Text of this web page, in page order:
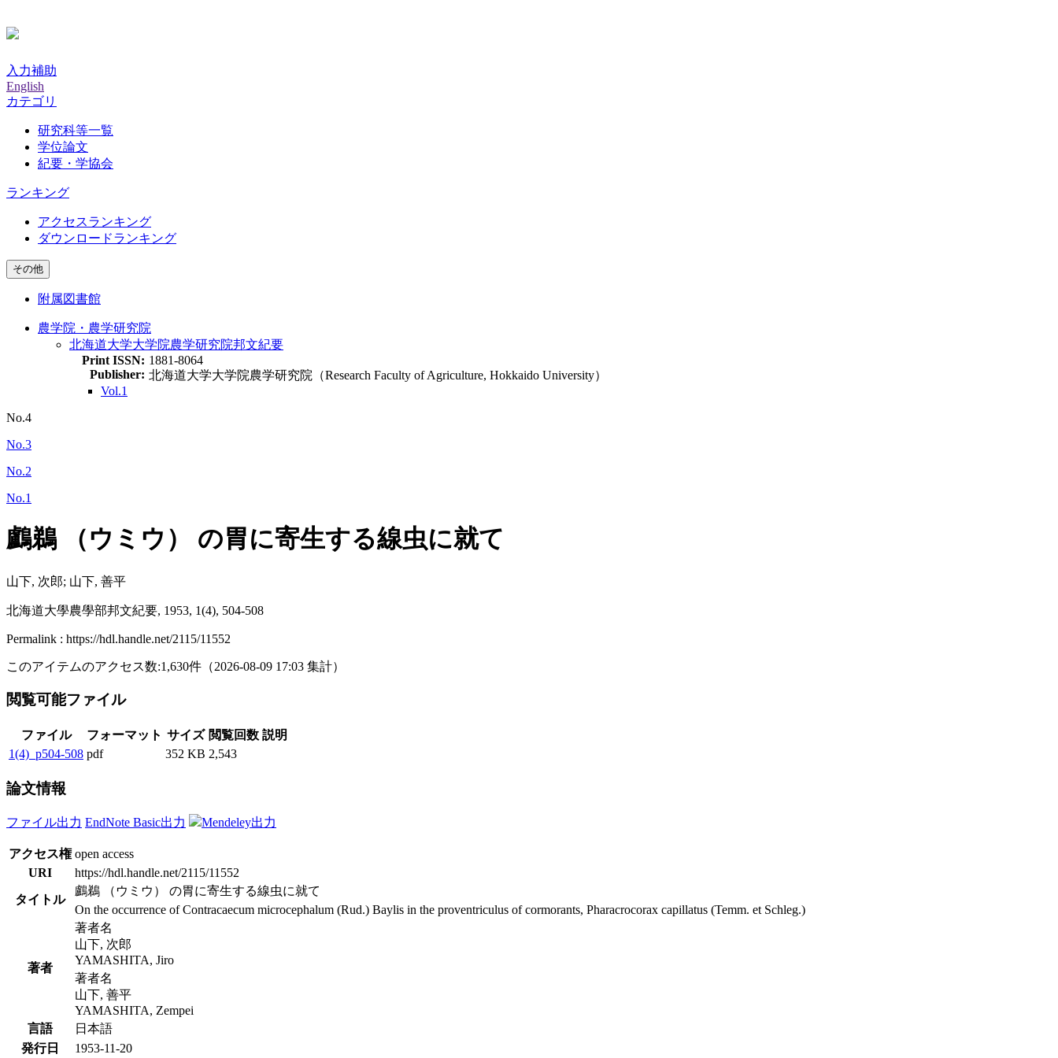
入力補助
English
カテゴリ
研究科等一覧
学位論文
紀要・学協会
ランキング
アクセスランキング
ダウンロードランキング
その他
附属図書館
農学院・農学研究院
北海道大学大学院農学研究院邦文紀要
Print ISSN: 1881-8064
Publisher: 北海道大学大学院農学研究院（Research Faculty of Agriculture, Hokkaido University）
Vol.1
No.4
No.3
No.2
No.1
鸕鵜 （ウミウ） の胃に寄生する線虫に就て
山下, 次郎; 山下, 善平
北海道大學農學部邦文紀要, 1953, 1(4), 504-508
Permalink : https://hdl.handle.net/2115/11552
このアイテムのアクセス数:1,630件 （2026-08-09 17:03 集計）
閲覧可能ファイル
ファイル フォーマット サイズ 閲覧回数 説明
1(4)_p504-508 pdf 352 KB 2,543
論文情報
ファイル出力 EndNote Basic出力 Mendeley出力
アクセス権 open access
URI
https://hdl.handle.net/2115/11552
タイトル
鸕鵜 （ウミウ） の胃に寄生する線虫に就て
On the occurrence of Contracaecum microcephalum (Rud.) Baylis in the proventriculus of cormorants, Pharacrocorax capillatus (Temm. et Schleg.)
著者
著者名
山下, 次郎
YAMASHITA, Jiro
著者名
山下, 善平
YAMASHITA, Zempei
言語
日本語
発行日
1953-11-20